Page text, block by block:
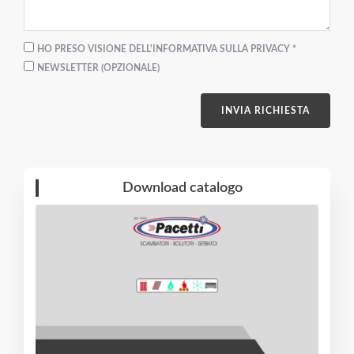
HO PRESO VISIONE DELL'INFORMATIVA SULLA PRIVACY *
NEWSLETTER (OPZIONALE)
INVIA RICHIESTA
Download catalogo